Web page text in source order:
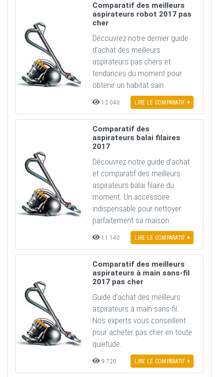
Comparatif des meilleurs
aspirateurs robot 2017 pas
cher
Découvrez notre dernier guide
d’achat des meilleurs
aspirateurs pas chers et
tendances du moment pour
obtenir un habitat sain.
12 040 LIRE LE COMPARATIF
Comparatif des
aspirateurs balai filaires
2017
Découvrez notre guide d'achat
et comparatif des meilleurs
aspirateurs balai filaire du
moment. Un accessoire
indispensable pour nettoyer
parfaitement sa maison.
11 140 LIRE LE COMPARATIF
Comparatif des meilleurs
aspirateurs à main sans-fil
2017 pas cher
Guide d’achat des meilleurs
aspirateurs à main sans-fil.
Nos experts vous conseillent
pour acheter pas cher en toute
quietude.
9 720 LIRE LE COMPARATIF